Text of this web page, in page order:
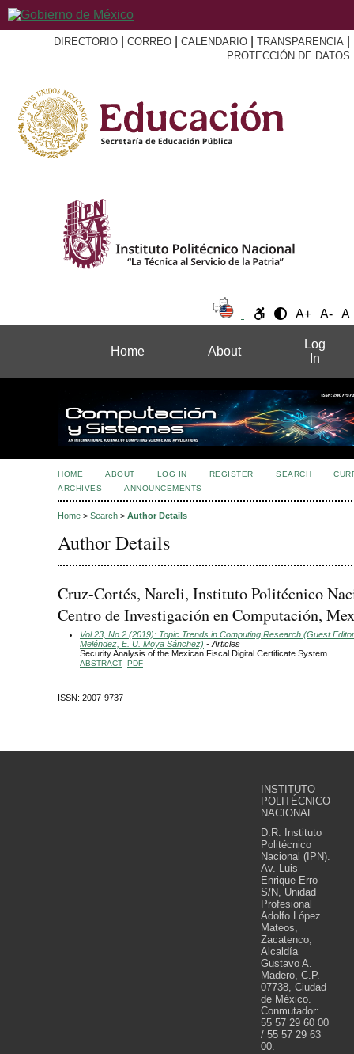
DIRECTORIO CORREO CALENDARIO TRANSPARENCIA
PROTECCIÓN DE DATOS
A+ A- A
Home About
Log
In
HOME ABOUT LOG IN REGISTER SEARCH
ARCHIVES
ANNOUNCEMENTS
Home > Search > Author Details
Author Details
Cruz-Cortés, Nareli, Instituto Politécnico
Centro de Investigación en Computación,
Vol 23, No 2 (2019): Topic Trends in Computing Research (Guest
Meléndez, E. U. Moya Sánchez) - Articles
Security Analysis of the Mexican Fiscal Digital Certificate System
ABSTRACT PDF
ISSN: 2007-9737
INSTITUTO
POLITÉCNICO
NACIONAL
D.R. Instituto
Politécnico
Nacional (IPN).
Av. Luis
Enrique Erro
S/N, Unidad
Profesional
Adolfo López
Mateos,
Zacatenco,
Alcaldía
Gustavo A.
Madero, C.P.
07738, Ciudad
de México.
Conmutador:
55 57 29 60 00
/ 55 57 29 63
00.